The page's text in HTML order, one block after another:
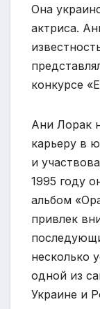
Она
актриса.
конкурсе
Ани Лорак
карьеру в
и
1995 году
альбом
привлек
несколько
одной из
Украине и